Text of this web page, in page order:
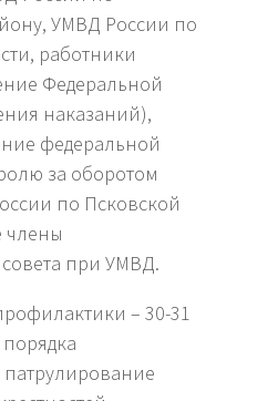
УМВД России по
работники
Федеральной
наказаний),
федеральной
за оборотом
по Псковской
члены
при УМВД.
– 30-31
патрулирование